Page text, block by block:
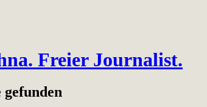
Freier Journalist.